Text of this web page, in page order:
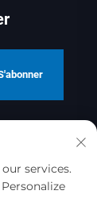
services.